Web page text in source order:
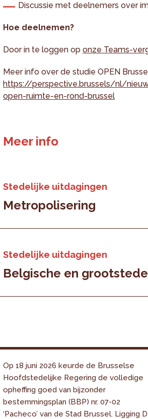
Discussie met deelnemers over
Hoe deelnemen?
Door in te loggen oponze Teams-
Meer info over de studie OPEN
https://perspective.brussels/nl/
open-ruimte-en-rond-brussel
Meer info
Stedelijke uitdagingen
Metropolisering
Stedelijke uitdagingen
Belgische en
Op 18 juni 2026 keurde de Brusselse
Hoofdstedelijke Regering de volledige
opheffing goed van bijzonder
bestemmingsplan (BBP) nr. 07-02
‘Pacheco’ van de Stad Brussel. Ligging